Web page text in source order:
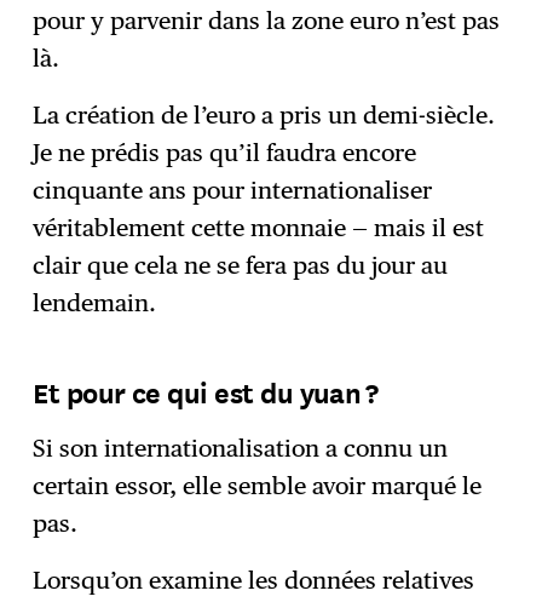
pour y parvenir dans la zone euro n’est pas
là.
La création de l’euro a pris un demi-siècle.
Je ne prédis pas qu’il faudra encore
cinquante ans pour internationaliser
véritablement cette monnaie — mais il est
clair que cela ne se fera pas du jour au
lendemain.
Et pour ce qui est du yuan ?
Si son internationalisation a connu un
certain essor, elle semble avoir marqué le
pas.
Lorsqu’on examine les données relatives